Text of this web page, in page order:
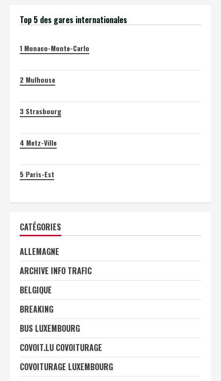
Top 5 des gares internationales
1 Monaco-Monte-Carlo
2 Mulhouse
3 Strasbourg
4 Metz-Ville
5 Paris-Est
CATÉGORIES
ALLEMAGNE
ARCHIVE INFO TRAFIC
BELGIQUE
BREAKING
BUS LUXEMBOURG
COVOIT.LU COVOITURAGE
COVOITURAGE LUXEMBOURG